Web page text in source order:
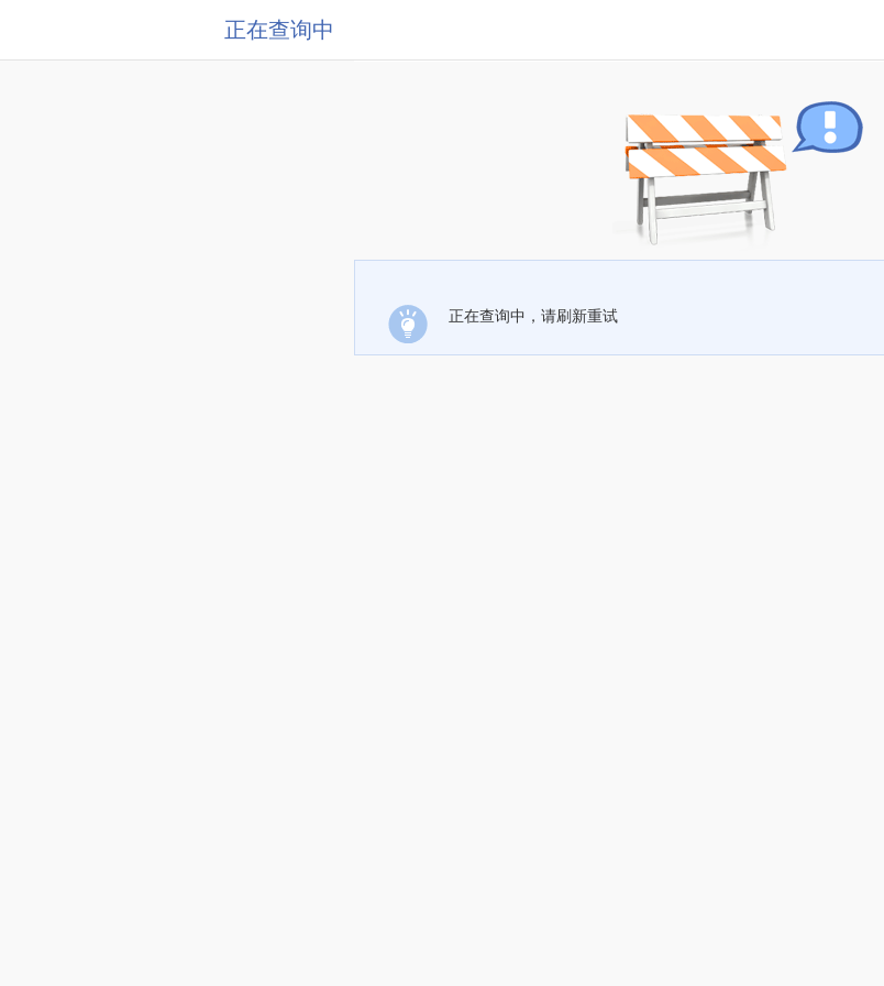
正在查询中
正在查询中，请刷新重试